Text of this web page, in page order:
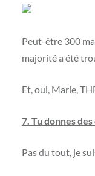
Peut-être 300
majorité a été
Et, oui, Marie,
7. Tu donnes des
Pas du tout, je